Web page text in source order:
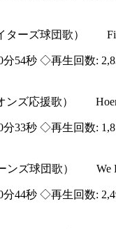
ターズ球団歌）
54秒 ◇再生回数:
ンズ応援歌）
33秒 ◇再生回数:
ーンズ球団歌） We
44秒 ◇再生回数: